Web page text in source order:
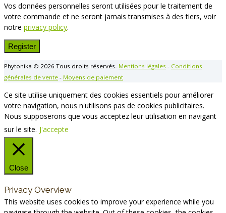
Vos données personnelles seront utilisées pour le traitement de
votre commande et ne seront jamais transmises à des tiers, voir
notre privacy policy.
Register
Phytonika © 2026 Tous droits réservés- Mentions légales - Conditions
générales de vente - Moyens de paiement
Ce site utilise uniquement des cookies essentiels pour améliorer
votre navigation, nous n'utilisons pas de cookies publicitaires.
Nous supposerons que vous acceptez leur utilisation en navigant
sur le site. J'accepte
Close
Privacy Overview
This website uses cookies to improve your experience while you